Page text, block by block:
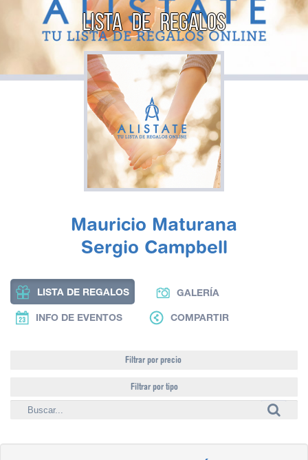
LISTA DE REGALOS
Mauricio Maturana
Sergio Campbell
LISTA DE REGALOS GALERÍA
INFO DE EVENTOS COMPARTIR
Filtrar por precio
Filtrar por tipo